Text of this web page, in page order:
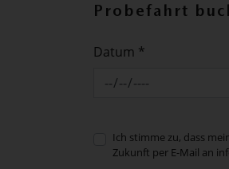
Probefahrt
Datum *
Ich stimme zu, dass
Zukunft per E-Mail an